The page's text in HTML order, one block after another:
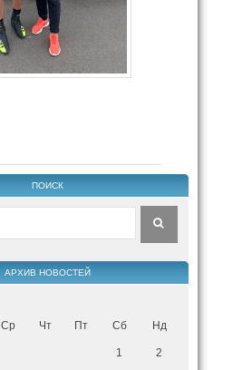
ПОИСК
АРХИВ НОВОСТЕЙ
Ср Чт Пт Сб Нд
1 2